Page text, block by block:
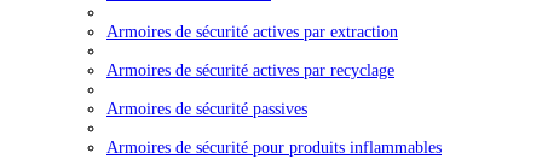
Armoires de sécurité actives par extraction
Armoires de sécurité actives par recyclage
Armoires de sécurité passives
Armoires de sécurité pour produits inflammables